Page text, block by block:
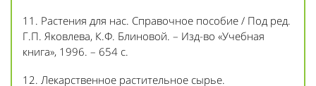
11. Растения для нас. Справочное пособие / Под ред.
Г.П. Яковлева, К.Ф. Блиновой. – Изд-во «Учебная
книга», 1996. – 654 с.
12. Лекарственное растительное сырье.